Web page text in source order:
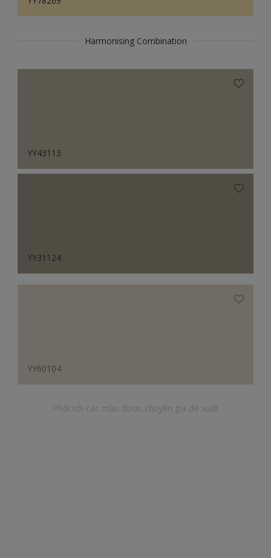
Harmonising Combination
YY43113
YY31124